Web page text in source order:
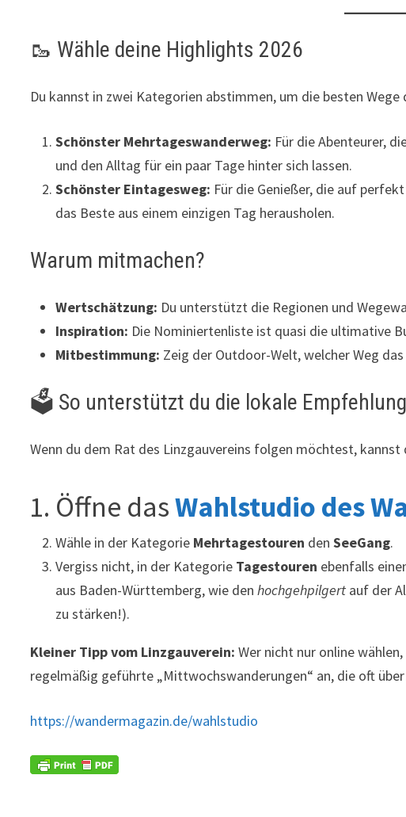
🥾 Wähle deine Highlights 2026
Du kannst in zwei Kategorien abstimmen, um die besten Wege
Schönster Mehrtageswanderweg: Für die Abenteurer,
und den Alltag für ein paar Tage hinter sich lassen.
Schönster Eintagesweg: Für die Genießer, die auf
das Beste aus einem einzigen Tag herausholen.
Warum mitmachen?
Wertschätzung: Du unterstützt die Regionen und
Inspiration: Die Nominiertenliste ist quasi die ultimative
Mitbestimmung: Zeig der Outdoor-Welt, welcher Weg
🗳️ So unterstützt du die lokale Empfehlung
Wenn du dem Rat des Linzgauvereins folgen möchtest,
Öffne dasWahlstudio des
Wähle in der Kategorie Mehrtagestouren denSeeGang.
Vergiss nicht, in der Kategorie Tagestouren ebenfalls
aus Baden-Württemberg, wie denhochgehpilgert auf der
zu stärken!).
Kleiner Tipp vom Linzgauverein: Wer nicht nur online
regelmäßig geführte „Mittwochswanderungen“ an, die oft
https://wandermagazin.de/wahlstudio